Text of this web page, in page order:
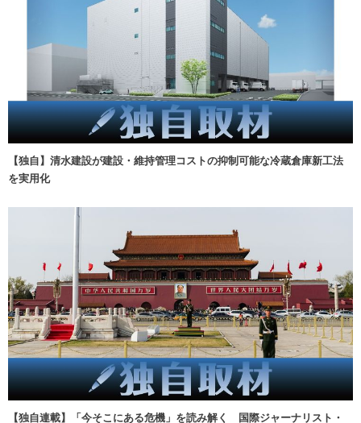
【独自】清水建設が建設・維持管理コストの抑制可能な冷蔵倉庫新工法
を実用化
【独自連載】「今そこにある危機」を読み解く 国際ジャーナリスト・